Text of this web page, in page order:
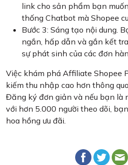
link cho sản phẩm bạn
thống Chatbot mà Shopee
Bước 3: Sáng tạo nội dung.
ngắn, hấp dẫn và gắn kết
sự phát sinh của các đơn
Việc khám phá Affiliate Shopee
kiếm thu nhập cao hơn thông
Đăng ký đơn giản và nếu bạn là
với hơn 5.000 người theo dõi,
hoa hồng ưu đãi.